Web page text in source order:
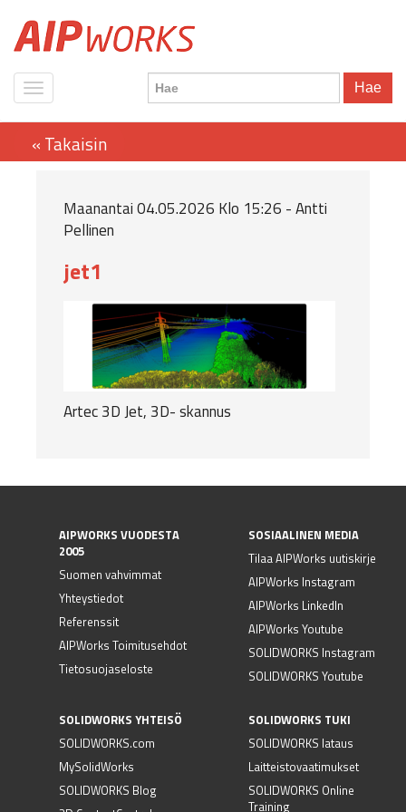
Hae
Maanantai 04.05.2026 Klo 15:26 - Antti
Pellinen
jet1
Artec 3D Jet, 3D- skannus
AIPWORKS VUODESTA
2005
Suomen vahvimmat
Yhteystiedot
Referenssit
AIPWorks Toimitusehdot
Tietosuojaseloste
SOSIAALINEN MEDIA
Tilaa AIPWorks uutiskirje
AIPWorks Instagram
AIPWorks LinkedIn
AIPWorks Youtube
SOLIDWORKS Instagram
SOLIDWORKS Youtube
SOLIDWORKS YHTEISÖ
SOLIDWORKS.com
MySolidWorks
SOLIDWORKS Blog
SOLIDWORKS TUKI
SOLIDWORKS lataus
Laitteistovaatimukset
SOLIDWORKS Online
Training